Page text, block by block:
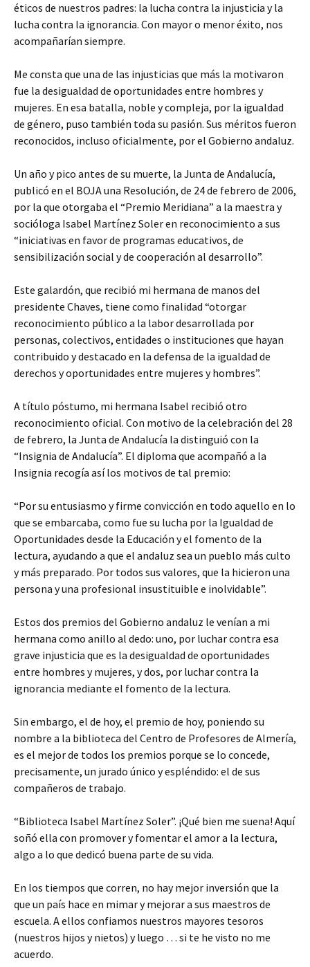
éticos de nuestros padres: la lucha contra la injusticia y la
lucha contra la ignorancia. Con mayor o menor éxito, nos
acompañarían siempre.
Me consta que una de las injusticias que más la motivaron
fue la desigualdad de oportunidades entre hombres y
mujeres. En esa batalla, noble y compleja, por la igualdad
de género, puso también toda su pasión. Sus méritos fueron
reconocidos, incluso oficialmente, por el Gobierno andaluz.
Un año y pico antes de su muerte, la Junta de Andalucía,
publicó en el BOJA una Resolución, de 24 de febrero de 2006,
por la que otorgaba el “Premio Meridiana” a la maestra y
socióloga Isabel Martínez Soler en reconocimiento a sus
“iniciativas en favor de programas educativos, de
sensibilización social y de cooperación al desarrollo”.
Este galardón, que recibió mi hermana de manos del
presidente Chaves, tiene como finalidad “otorgar
reconocimiento público a la labor desarrollada por
personas, colectivos, entidades o instituciones que hayan
contribuido y destacado en la defensa de la igualdad de
derechos y oportunidades entre mujeres y hombres”.
A título póstumo, mi hermana Isabel recibió otro
reconocimiento oficial. Con motivo de la celebración del 28
de febrero, la Junta de Andalucía la distinguió con la
“Insignia de Andalucía”. El diploma que acompañó a la
Insignia recogía así los motivos de tal premio:
“Por su entusiasmo y firme convicción en todo aquello en lo
que se embarcaba, como fue su lucha por la Igualdad de
Oportunidades desde la Educación y el fomento de la
lectura, ayudando a que el andaluz sea un pueblo más culto
y más preparado. Por todos sus valores, que la hicieron una
persona y una profesional insustituible e inolvidable”.
Estos dos premios del Gobierno andaluz le venían a mi
hermana como anillo al dedo: uno, por luchar contra esa
grave injusticia que es la desigualdad de oportunidades
entre hombres y mujeres, y dos, por luchar contra la
ignorancia mediante el fomento de la lectura.
Sin embargo, el de hoy, el premio de hoy, poniendo su
nombre a la biblioteca del Centro de Profesores de Almería,
es el mejor de todos los premios porque se lo concede,
precisamente, un jurado único y espléndido: el de sus
compañeros de trabajo.
“Biblioteca Isabel Martínez Soler”. ¡Qué bien me suena! Aquí
soñó ella con promover y fomentar el amor a la lectura,
algo a lo que dedicó buena parte de su vida.
En los tiempos que corren, no hay mejor inversión que la
que un país hace en mimar y mejorar a sus maestros de
escuela. A ellos confiamos nuestros mayores tesoros
(nuestros hijos y nietos) y luego … si te he visto no me
acuerdo.